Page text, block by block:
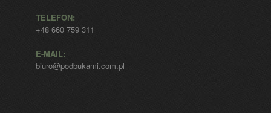
TELEFON:
+48 660 759 311
E-MAIL:
biuro@podbukami.com.pl